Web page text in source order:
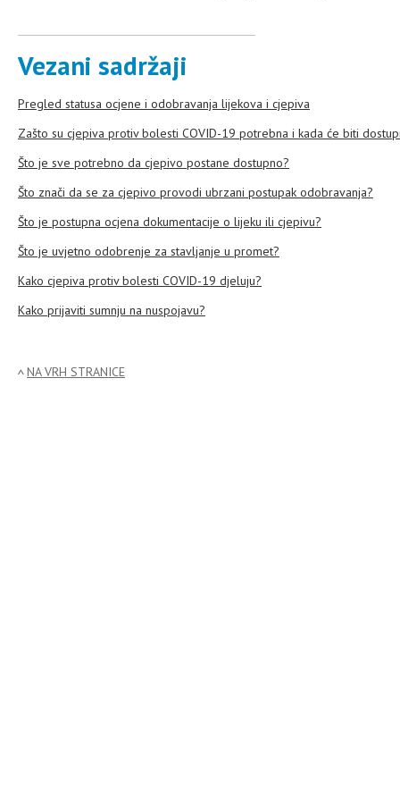
Vezani sadržaji
Pregled statusa ocjene i odobravanja lijekova i cjepiva
Zašto su cjepiva protiv bolesti COVID-19 potrebna i kada će biti
Što je sve potrebno da cjepivo postane dostupno?
Što znači da se za cjepivo provodi ubrzani postupak odobravanja?
Što je postupna ocjena dokumentacije o lijeku ili cjepivu?
Što je uvjetno odobrenje za stavljanje u promet?
Kako cjepiva protiv bolesti COVID-19 djeluju?
Kako prijaviti sumnju na nuspojavu?
NA VRH STRANICE